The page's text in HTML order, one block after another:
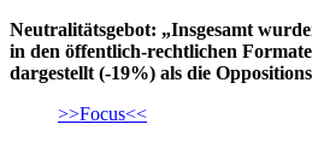
Neutralitätsgebot: „Insgesamt
in den öffentlich-rechtlichen
dargestellt (-19%) als die
>>Focus<<